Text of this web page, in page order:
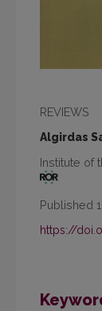
REVIEWS
Algirdas
Institute of
Published
https://